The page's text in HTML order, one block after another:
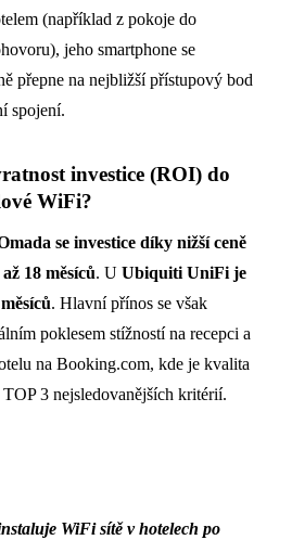
(například z pokoje do
jeho smartphone se
přepne na nejbližší přístupový bod
spojení.
investice (ROI) do
WiFi?
se investice díky nižší ceně
18 měsíců. U Ubiquiti UniFi je
. Hlavní přínos se však
poklesem stížností na recepci a
na Booking.com, kde je kvalita
3 nejsledovanějších kritérií.
WiFi sítě v hotelech po